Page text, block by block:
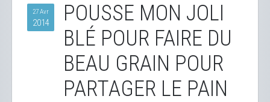
27 Avr
2014
POUSSE MON JOLI
BLÉ POUR FAIRE DU
BEAU GRAIN POUR
PARTAGER LE PAIN